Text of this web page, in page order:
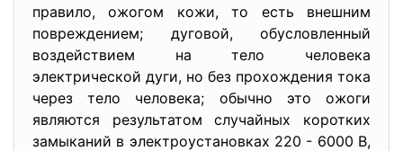
правило, ожогом кожи, то есть внешним
повреждением; дуговой, обусловленный
воздействием на тело человека
электрической дуги, но без прохождения тока
через тело человека; обычно это ожоги
являются результатом случайных коротких
замыканий в электроустановках 220 - 6000 В,